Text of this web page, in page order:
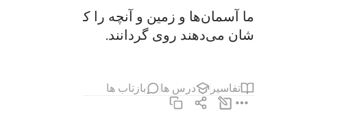
ما آسمان‌ها و زمین و آنچه را که در میان
شان می‌دهند روی گردانند.
تفاسیر درس ها بازتاب ها